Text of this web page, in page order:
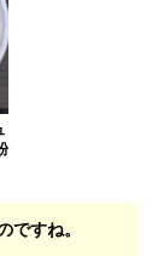
すね。